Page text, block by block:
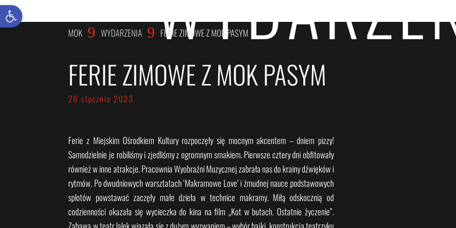
MOK 9 WYDARZENIA 9 FERIE ZIMOWE Z MOK PASYM
FERIE ZIMOWE Z MOK PASYM
26 stycznia 2023
Ferie z Miejskim Ośrodkiem Kultury rozpoczęły się mocnym akcentem – dniem pizzy!
Samodzielnie je robiliśmy i zjedliśmy z ogromnym smakiem. Pierwsze cztery dni obfitowały
również w inne atrakcje. Pracownia Wyobraźni Muzycznej zabrała nas do krainy dźwięków i
rytmów. Po dwudniowych warsztatach ‘Makramowe Love’ i żmudnej nauce podstawowych
splotów powstawać zaczęły małe dzieła w technice makramy. Miłą odskocznią od
codzienności okazała się wycieczka do kina na film „Kot w butach. Ostatnie życzenie”.
Otwórz pasek narzędzi